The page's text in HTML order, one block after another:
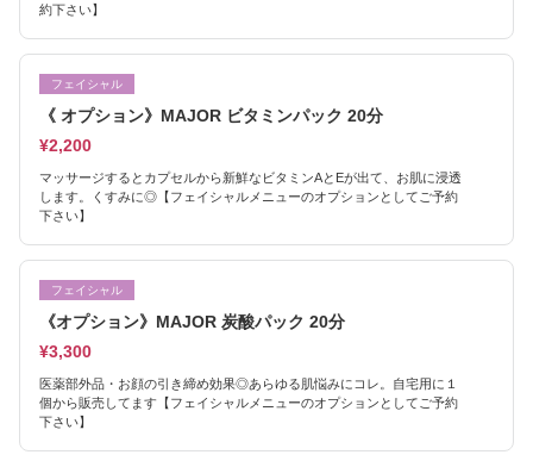
約下さい】
フェイシャル
《 オプション》MAJOR ビタミンパック 20分
¥2,200
マッサージするとカプセルから新鮮なビタミンAとEが出て、お肌に浸透
します。くすみに◎【フェイシャルメニューのオプションとしてご予約
下さい】
フェイシャル
《オプション》MAJOR 炭酸パック 20分
¥3,300
医薬部外品・お顔の引き締め効果◎あらゆる肌悩みにコレ。自宅用に１
個から販売してます【フェイシャルメニューのオプションとしてご予約
下さい】